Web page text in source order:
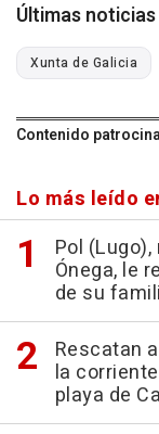
Últimas
Xunta de Galicia
Contenido
Lo más leído
Pol
Ónega, le
de su
Rescatan
la
playa de